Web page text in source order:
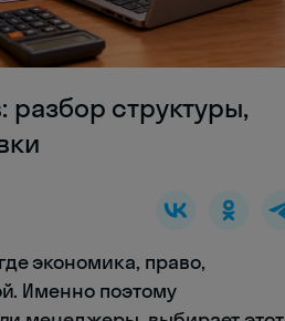
структуры,
экономика, право,
Именно поэтому